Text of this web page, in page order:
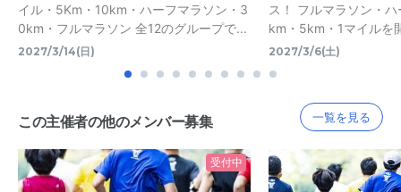
イル・5Km・10km・ハーフマラソン・3
0km・フルマラソン 全12のグループで...
2027/3/14(日)
ス！ フルマラソン・
km・5km・1マイルを
2027/3/6(土)
この主催者の他のメンバー募集 一覧を見る
受付中